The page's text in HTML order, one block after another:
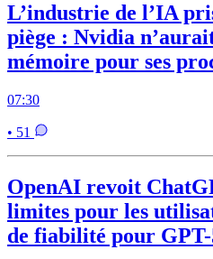
L’industrie de l’IA
piège : Nvidia
mémoire pour ses
07:30
• 51
OpenAI revoit
limites pour les
de fiabilité pour GPT-